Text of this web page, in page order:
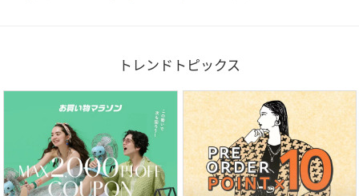
トレンドトピックス